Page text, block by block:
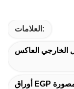
العلامات:
الخارجي العاكس